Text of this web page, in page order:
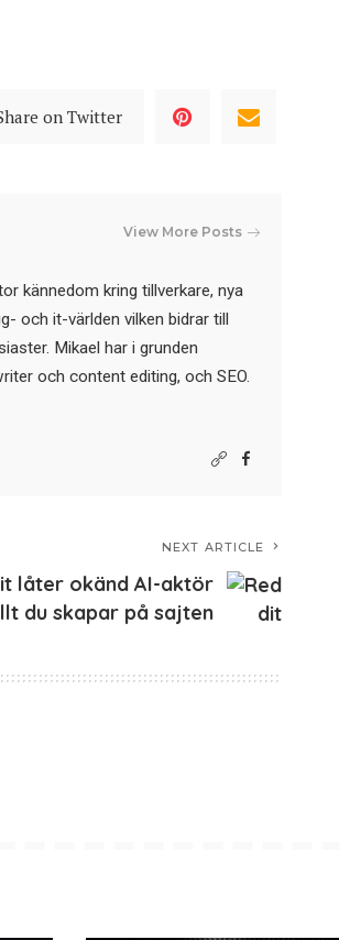
on Twitter
View More Posts
kännedom kring tillverkare, nya
och it-världen vilken bidrar till
Mikael har i grunden
och content editing, och SEO.
NEXT ARTICLE
låter okänd AI-aktör
du skapar på sajten